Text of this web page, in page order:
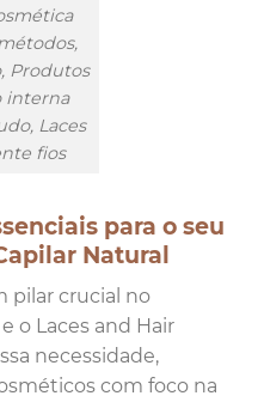
Produtos
interna
Laces
fios
para o seu
Natural
pilar crucial no
o Laces and Hair
necessidade,
com foco na